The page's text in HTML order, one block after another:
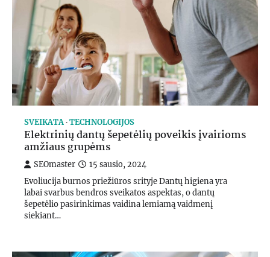
SVEIKATA TECHNOLOGIJOS
Elektrinių dantų šepetėlių poveikis įvairioms
amžiaus grupėms
SEOmaster 15 sausio, 2024
Evoliucija burnos priežiūros srityje Dantų higiena yra
labai svarbus bendros sveikatos aspektas, o dantų
šepetėlio pasirinkimas vaidina lemiamą vaidmenį
siekiant…